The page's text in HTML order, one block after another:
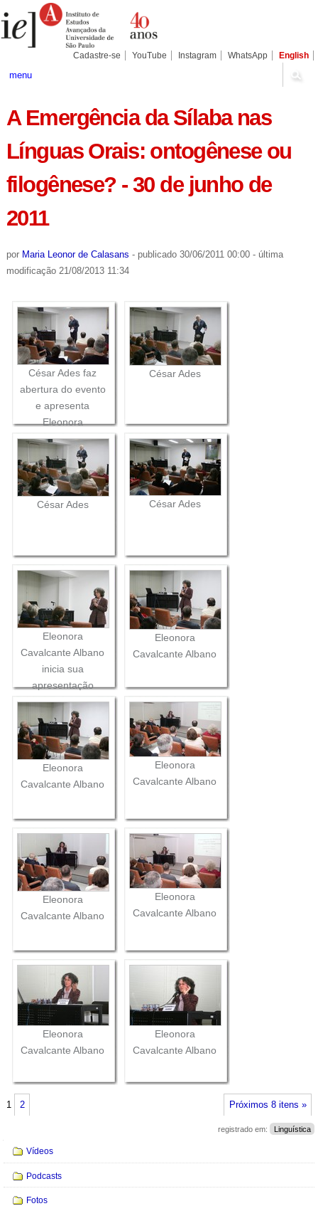
para
conteúdo.
Pessoais
Cadastre-se YouTube Instagram WhatsApp English
menu
A Emergência da Sílaba nas
Línguas Orais: ontogênese ou
filogênese? - 30 de junho de
2011
por Maria Leonor de Calasans - publicado30/06/2011 00:00 - última
modificação21/08/2013 11:34
César Ades faz
abertura do evento
e apresenta
Eleonora
Cavalcante Albano
César Ades
César Ades César Ades
Eleonora
Cavalcante Albano
inicia sua
apresentação
Eleonora
Cavalcante Albano
Eleonora
Cavalcante Albano
Eleonora
Cavalcante Albano
Eleonora
Cavalcante Albano
Eleonora
Cavalcante Albano
Eleonora
Cavalcante Albano
Eleonora
Cavalcante Albano
Próximos 8 itens »
1 2
registrado em: Linguística
Navegação
Vídeos
Podcasts
Fotos